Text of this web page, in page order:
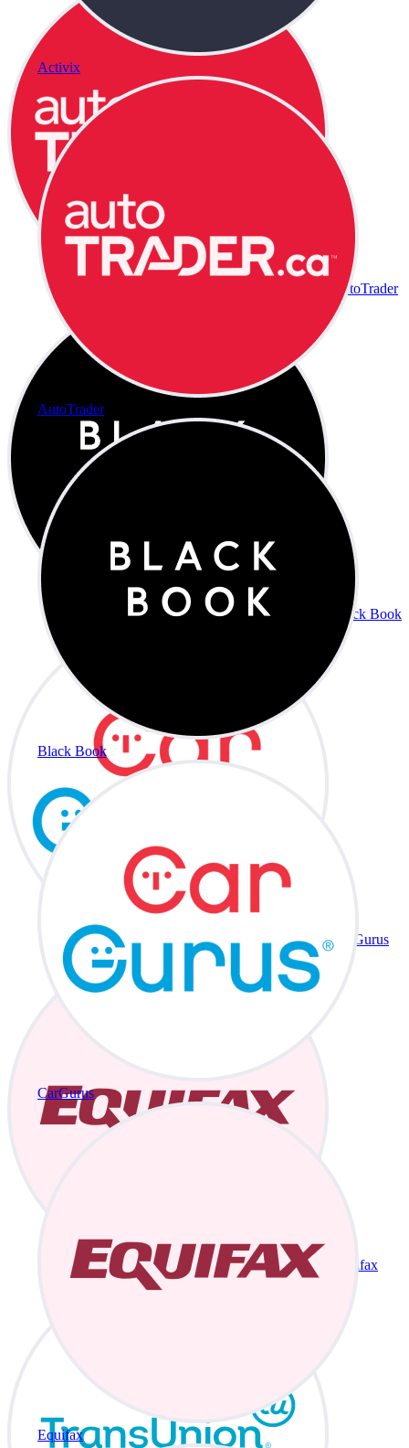
Activix
AutoTrader
Black Book
CarGurus
Equifax
AutoTrader
Black Book
CarGurus
Equifax